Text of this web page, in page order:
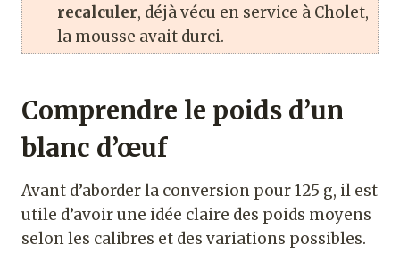
recalculer, déjà vécu en service à Cholet,
la mousse avait durci.
Comprendre le poids d’un
blanc d’œuf
Avant d’aborder la conversion pour 125 g, il est
utile d’avoir une idée claire des poids moyens
selon les calibres et des variations possibles.